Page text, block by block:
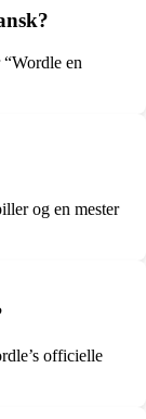
en
og en mester
officielle